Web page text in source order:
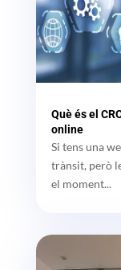
Què és el
online
Si tens una
trànsit, però
el moment...